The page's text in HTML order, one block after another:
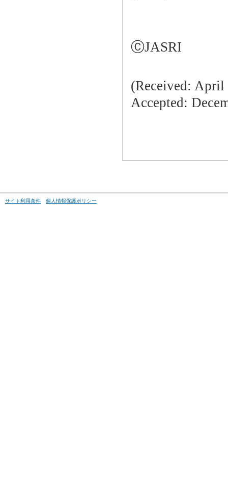
ⒸJASRI
(Received: April
Accepted:
サイト利用条件 個人情報保護ポリシー